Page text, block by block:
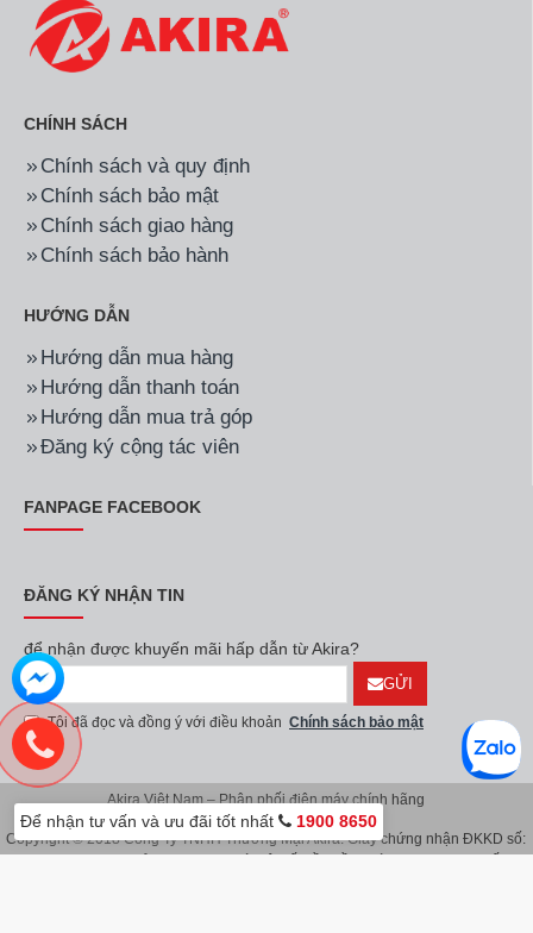
CHÍNH SÁCH
Chính sách và quy định
Chính sách bảo mật
Chính sách giao hàng
Chính sách bảo hành
HƯỚNG DẪN
Hướng dẫn mua hàng
Hướng dẫn thanh toán
Hướng dẫn mua trả góp
Đăng ký cộng tác viên
FANPAGE FACEBOOK
ĐĂNG KÝ NHẬN TIN
để nhận được khuyến mãi hấp dẫn từ Akira?
GỬI
Tôi đã đọc và đồng ý với điều khoản Chính sách bảo mật
Akira Việt Nam – Phân phối điện máy chính hãng
Copyright © 2018 Công Ty TNHH Thương Mại Akira. Giấy chứng nhận ĐKKD số:
Để nhận tư vấn và ưu đãi tốt nhất 1900 8650